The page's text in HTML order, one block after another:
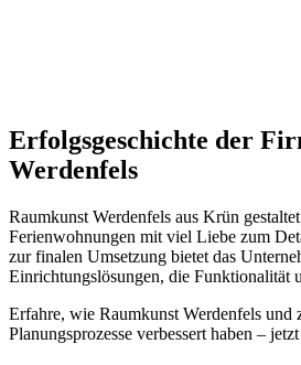
Erfolgsgeschichte der
Werdenfels
Raumkunst Werdenfels aus Krün
Ferienwohnungen mit viel Liebe zum
zur finalen Umsetzung bietet das
Einrichtungslösungen, die Funktionalität
Erfahre, wie Raumkunst Werdenfels und
Planungsprozesse verbessert haben –